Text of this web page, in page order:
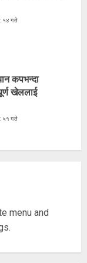
गते
कपभन्दा
खेललाई
गते
प्रतिस्पर्धा गरेँ
menu and